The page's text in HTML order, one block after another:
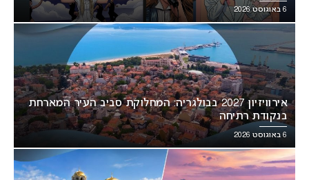
6 באוגוסט 2026
אירוויזיון 2027 בבולגריה: המחלוקת סביב העיר המארחת
בנקודת רתיחה
6 באוגוסט 2026